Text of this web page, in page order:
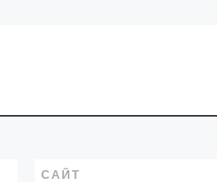
послуг, засобах
САЙТ